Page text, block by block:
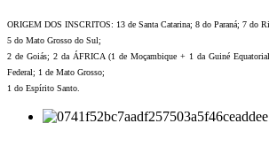
ORIGEM DOS INSCRITOS: 13 de Santa Catarina; 8 do Paraná; 7 do
5 do Mato Grosso do Sul;
2 de Goiás; 2 da ÁFRICA (1 de Moçambique + 1 da Guiné
Federal; 1 de Mato Grosso;
1 do Espírito Santo.